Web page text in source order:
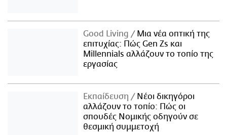
Good Living
Μια νέα οπτική της
επιτυχίας: Πώς Gen Zs και
Millennials αλλάζουν το τοπίο της
εργασίας
Εκπαίδευση
Νέοι δικηγόροι
αλλάζουν το τοπίο: Πώς οι
σπουδές Νομικής οδηγούν σε
θεσμική συμμετοχή